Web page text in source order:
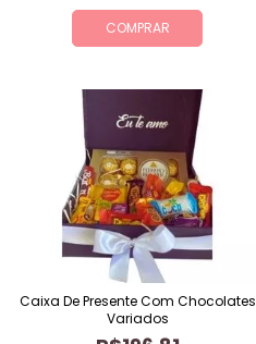
COMPRAR
Caixa De Presente Com Chocolates
Variados